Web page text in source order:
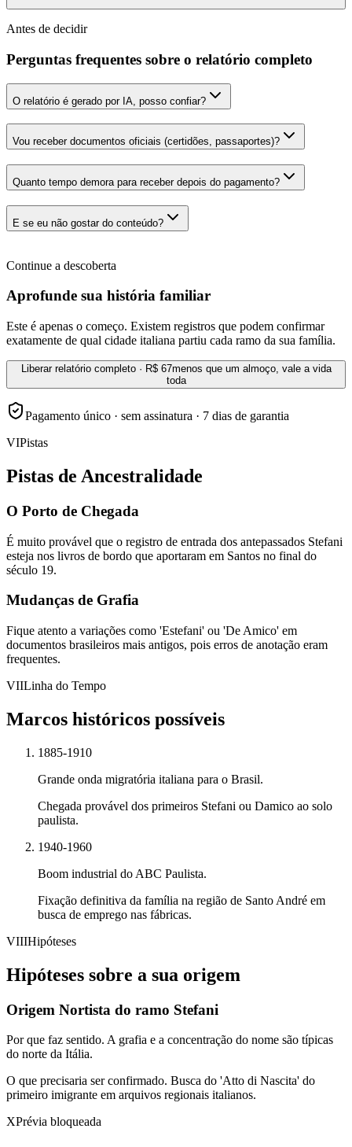
Antes de decidir
Perguntas frequentes sobre o relatório completo
O relatório é gerado por IA, posso confiar?
Vou receber documentos oficiais (certidões, passaportes)?
Quanto tempo demora para receber depois do pagamento?
E se eu não gostar do conteúdo?
Continue a descoberta
Aprofunde sua história familiar
Este é apenas o começo. Existem registros que podem confirmar
exatamente de qual cidade italiana partiu cada ramo da sua família.
Liberar relatório completo · R$ 67menos que um almoço, vale a vida
toda
Pagamento único · sem assinatura · 7 dias de garantia
VIPistas
Pistas de Ancestralidade
O Porto de Chegada
É muito provável que o registro de entrada dos antepassados Stefani
esteja nos livros de bordo que aportaram em Santos no final do
século 19.
Mudanças de Grafia
Fique atento a variações como 'Estefani' ou 'De Amico' em
documentos brasileiros mais antigos, pois erros de anotação eram
frequentes.
VIILinha do Tempo
Marcos históricos possíveis
1885-1910
Grande onda migratória italiana para o Brasil.
Chegada provável dos primeiros Stefani ou Damico ao solo
paulista.
1940-1960
Boom industrial do ABC Paulista.
Fixação definitiva da família na região de Santo André em
busca de emprego nas fábricas.
VIIIHipóteses
Hipóteses sobre a sua origem
Origem Nortista do ramo Stefani
Por que faz sentido. A grafia e a concentração do nome são típicas
do norte da Itália.
O que precisaria ser confirmado. Busca do 'Atto di Nascita' do
primeiro imigrante em arquivos regionais italianos.
XPrévia bloqueada